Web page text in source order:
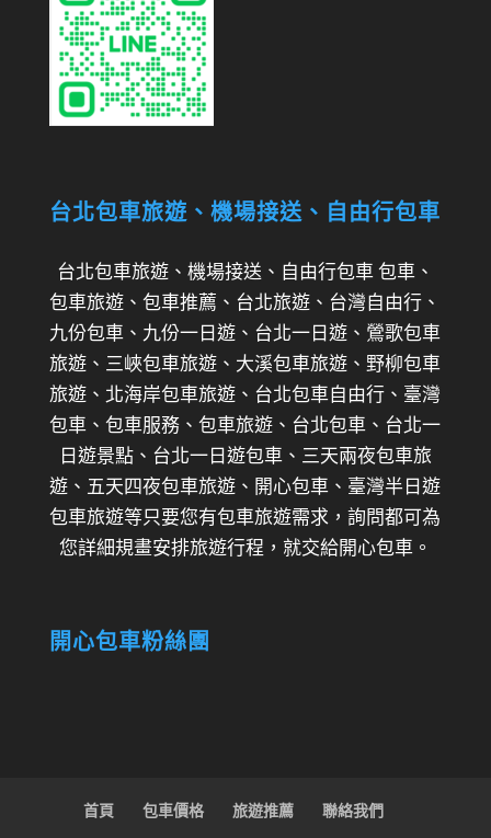
台北包車旅遊、機場接送、自由行包車
台北包車旅遊、機場接送、自由行包車 包車、
包車旅遊、包車推薦、台北旅遊、台灣自由行、
九份包車、九份一日遊、台北一日遊、鶯歌包車
旅遊、三峽包車旅遊、大溪包車旅遊、野柳包車
旅遊、北海岸包車旅遊、台北包車自由行、臺灣
包車、包車服務、包車旅遊、台北包車、台北一
日遊景點、台北一日遊包車、三天兩夜包車旅
遊、五天四夜包車旅遊、開心包車、臺灣半日遊
包車旅遊等只要您有包車旅遊需求，詢問都可為
您詳細規畫安排旅遊行程，就交給開心包車。
開心包車粉絲團
首頁 包車價格 旅遊推薦 聯絡我們